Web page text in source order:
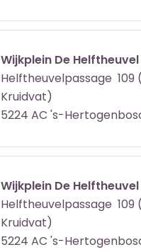
Wijkplein De Helftheuvel
Helftheuvelpassage 109
Kruidvat)
5224 AC 's-
Wijkplein De Helftheuvel
Helftheuvelpassage 109
Kruidvat)
5224 AC 's-